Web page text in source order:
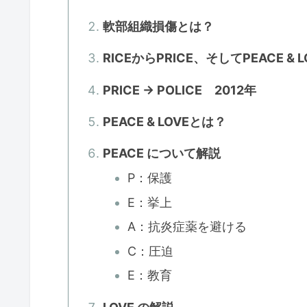
軟部組織損傷とは？
RICEからPRICE、そしてPEACE &
PRICE → POLICE 2012年
PEACE & LOVEとは？
PEACE について解説
P：保護
E：挙上
A：抗炎症薬を避ける
C：圧迫
E：教育